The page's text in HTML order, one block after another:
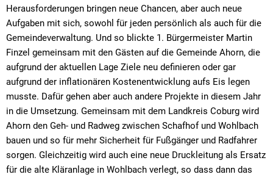
Herausforderungen bringen neue Chancen, aber auch neue
Aufgaben mit sich, sowohl für jeden persönlich als auch für die
Gemeindeverwaltung. Und so blickte 1. Bürgermeister Martin
Finzel gemeinsam mit den Gästen auf die Gemeinde Ahorn, die
aufgrund der aktuellen Lage Ziele neu definieren oder gar
aufgrund der inflationären Kostenentwicklung aufs Eis legen
musste. Dafür gehen aber auch andere Projekte in diesem Jahr
in die Umsetzung. Gemeinsam mit dem Landkreis Coburg wird
Ahorn den Geh- und Radweg zwischen Schafhof und Wohlbach
bauen und so für mehr Sicherheit für Fußgänger und Radfahrer
sorgen. Gleichzeitig wird auch eine neue Druckleitung als Ersatz
für die alte Kläranlage in Wohlbach verlegt, so dass dann das